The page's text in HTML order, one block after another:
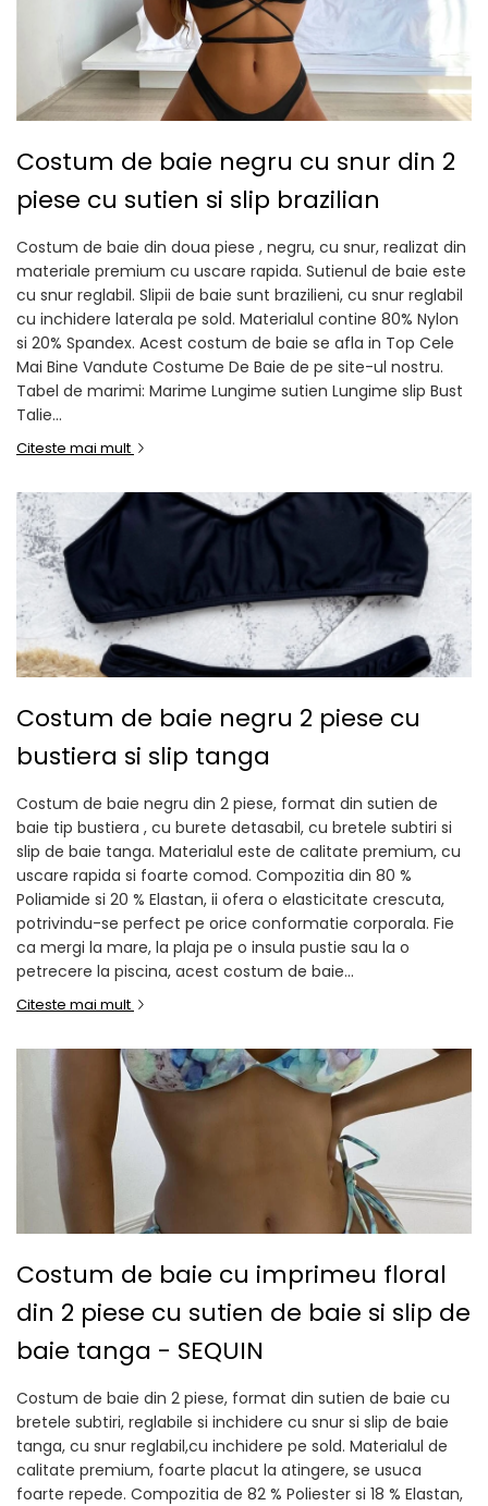
Costum de baie negru cu snur din 2
piese cu sutien si slip brazilian
Costum de baie din doua piese , negru, cu snur, realizat din
materiale premium cu uscare rapida. Sutienul de baie este
cu snur reglabil. Slipii de baie sunt brazilieni, cu snur reglabil
cu inchidere laterala pe sold. Materialul contine 80% Nylon
si 20% Spandex. Acest costum de baie se afla in Top Cele
Mai Bine Vandute Costume De Baie de pe site-ul nostru.
Tabel de marimi: Marime Lungime sutien Lungime slip Bust
Talie...
Citeste mai mult
Costum de baie negru 2 piese cu
bustiera si slip tanga
Costum de baie negru din 2 piese, format din sutien de
baie tip bustiera , cu burete detasabil, cu bretele subtiri si
slip de baie tanga. Materialul este de calitate premium, cu
uscare rapida si foarte comod. Compozitia din 80 %
Poliamide si 20 % Elastan, ii ofera o elasticitate crescuta,
potrivindu-se perfect pe orice conformatie corporala. Fie
ca mergi la mare, la plaja pe o insula pustie sau la o
petrecere la piscina, acest costum de baie...
Citeste mai mult
Costum de baie cu imprimeu floral
din 2 piese cu sutien de baie si slip de
baie tanga - SEQUIN
Costum de baie din 2 piese, format din sutien de baie cu
bretele subtiri, reglabile si inchidere cu snur si slip de baie
tanga, cu snur reglabil,cu inchidere pe sold. Materialul de
calitate premium, foarte placut la atingere, se usuca
foarte repede. Compozitia de 82 % Poliester si 18 % Elastan,